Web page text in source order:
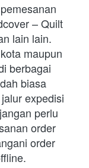
– Quilt
lain lain.
maupun
berbagai
biasa
expedisi
perlu
order
order